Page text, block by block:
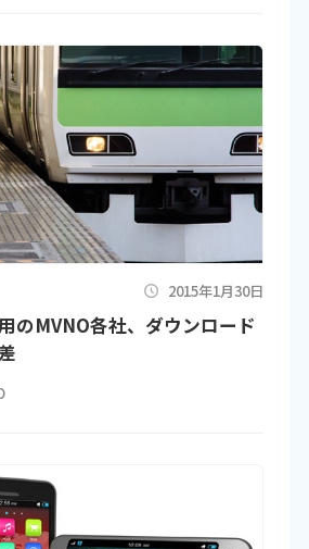
2015年1月30日
のMVNO各社、ダウンロード